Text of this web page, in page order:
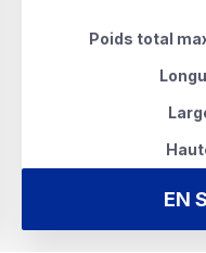
Poids total
EN